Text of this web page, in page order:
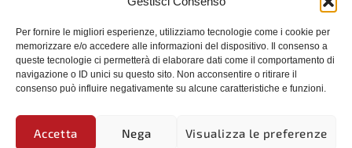
Per fornire le migliori esperienze, utilizziamo tecnologie come i cookie per
memorizzare e/o accedere alle informazioni del dispositivo. Il consenso a
queste tecnologie ci permetterà di elaborare dati come il comportamento di
navigazione o ID unici su questo sito. Non acconsentire o ritirare il
consenso può influire negativamente su alcune caratteristiche e funzioni.
Accetta Nega Visualizza le preferenze
Credits